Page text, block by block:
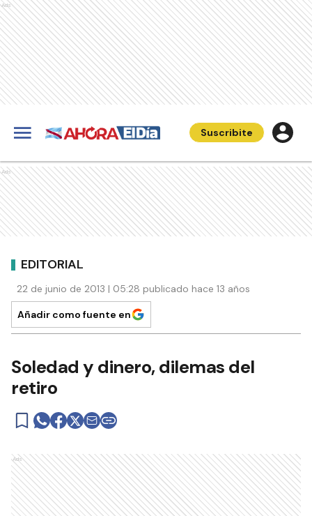
Ads
Suscribite
Ads
EDITORIAL
22 de junio de 2013 | 05:28 publicado hace 13 años
Añadir como fuente en
Soledad y dinero, dilemas del
retiro
Ads